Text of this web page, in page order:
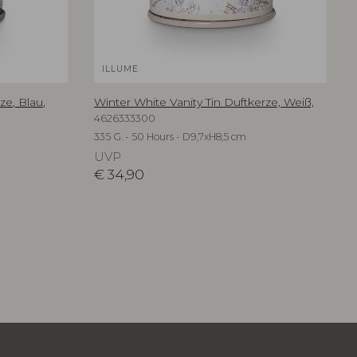
Blau,
ILLUME
Winter White Vanity Tin Duftkerze, Weiß,
4626333300
335 G. - 50 Hours - D9,7xH8,5 cm
UVP
€ 34,90